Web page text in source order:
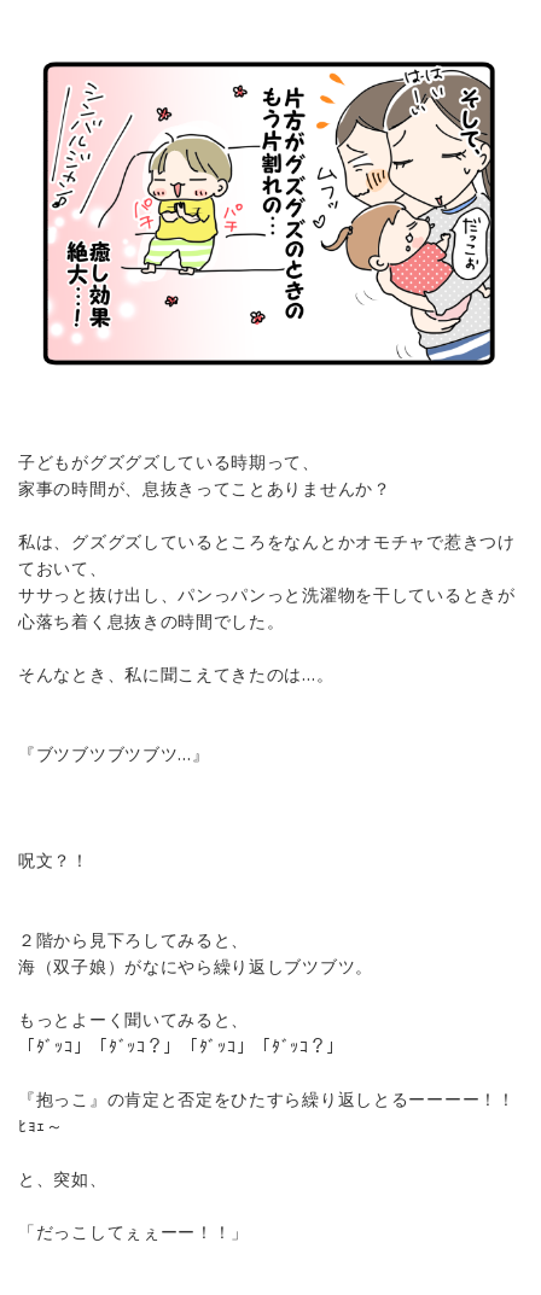
子どもがグズグズしている時期って、
家事の時間が、息抜きってことありませんか？
私は、グズグズしているところをなんとかオモチャで惹きつけ
ておいて、
ササっと抜け出し、パンっパンっと洗濯物を干しているときが
心落ち着く息抜きの時間でした。
そんなとき、私に聞こえてきたのは…。
『ブツブツブツブツ…』
呪文？！
２階から見下ろしてみると、
海（双子娘）がなにやら繰り返しブツブツ。
もっとよーく聞いてみると、
「ﾀﾞｯｺ」「ﾀﾞｯｺ？」「ﾀﾞｯｺ」「ﾀﾞｯｺ？」
『抱っこ』の肯定と否定をひたすら繰り返しとるーーーー！！
ﾋｮｪ～
と、突如、
「だっこしてぇぇーー！！」